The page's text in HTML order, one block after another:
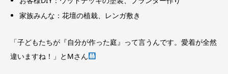
家族みんな：花壇の植栽、レンガ敷き
「子どもたちが『自分が作った庭』って言うんです。愛着が全然
違いますね！」とMさん